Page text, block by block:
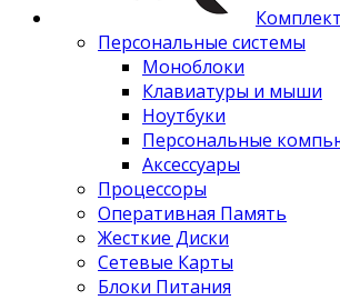
Персональные системы
Моноблоки
Клавиатуры и мыши
Ноутбуки
Персональные
Аксессуары
Процессоры
Оперативная Память
Жесткие Диски
Сетевые Карты
Блоки Питания